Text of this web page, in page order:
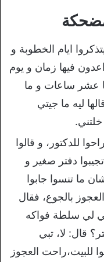
ايام الخطوبة و
فيها زمان و يوم
عشر ساعات و ما
ليه ما جيتي
للدكتور، و قالوا
دفتر صغير و
ما تنسوا جابوا
بالجوع، فقال
لي سلطة فواكه
قال: لا، تبي
للبيت،راحت العجوز